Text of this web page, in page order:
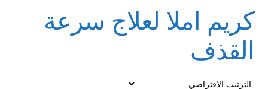
أدوية تكبير و تضخيم العضو
اتصل بنا
اتمام الطلب
كريم املا لعلاج سرعة
القذف